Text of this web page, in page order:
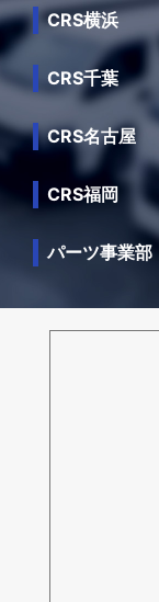
CRS横浜
CRS千葉
CRS名古屋
CRS福岡
パーツ事業部